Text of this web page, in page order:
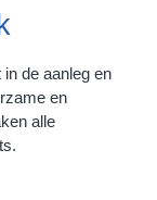
de aanleg en
en
alle